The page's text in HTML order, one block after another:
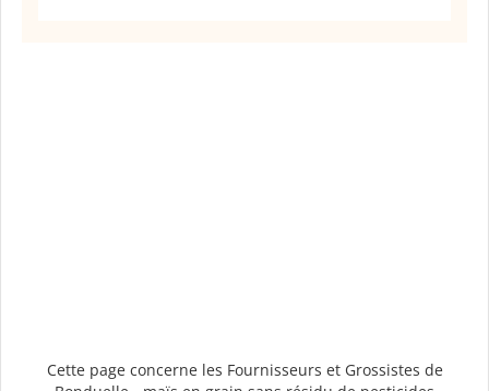
Cette page concerne les Fournisseurs et Grossistes de